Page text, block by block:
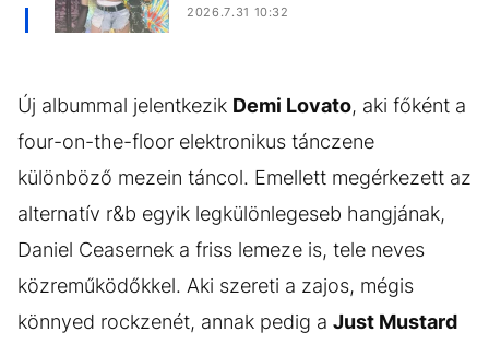
2026.7.31 10:32
Új albummal jelentkezik Demi Lovato, aki főként a
four-on-the-floor elektronikus tánczene
különböző mezein táncol. Emellett megérkezett az
alternatív r&b egyik legkülönlegeseb hangjának,
Daniel Ceasernek a friss lemeze is, tele neves
közreműködőkkel. Aki szereti a zajos, mégis
könnyed rockzenét, annak pedig a Just Mustard